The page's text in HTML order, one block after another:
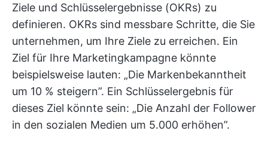
Ziele und Schlüsselergebnisse (OKRs) zu
definieren. OKRs sind messbare Schritte, die Sie
unternehmen, um Ihre Ziele zu erreichen. Ein
Ziel für Ihre Marketingkampagne könnte
beispielsweise lauten: „Die Markenbekanntheit
um 10 % steigern”. Ein Schlüsselergebnis für
dieses Ziel könnte sein: „Die Anzahl der Follower
in den sozialen Medien um 5.000 erhöhen”.